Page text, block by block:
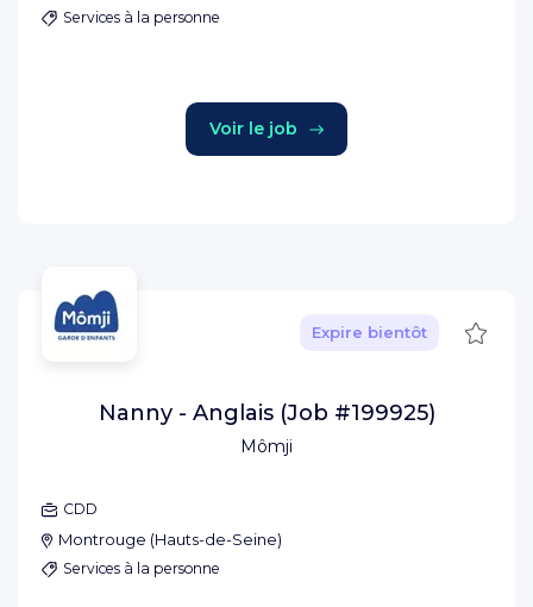
Services à la personne
Voir le job
Mômji
Expire bientôt
Nanny - Anglais (Job #199925)
CDD
Montrouge (Hauts-de-Seine)
Services à la personne